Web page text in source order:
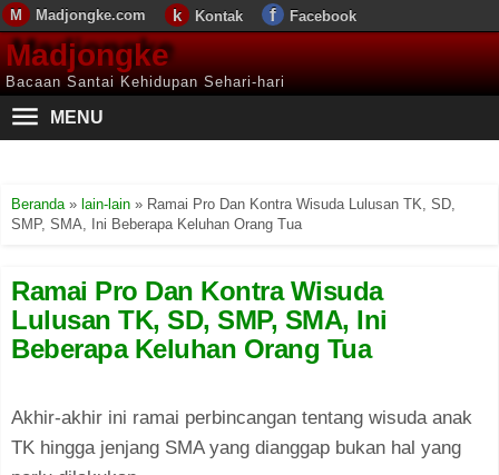
Madjongke.com Kontak Facebook
Madjongke
Bacaan Santai Kehidupan Sehari-hari
MENU
Beranda» lain-lain » Ramai Pro Dan Kontra Wisuda Lulusan TK, SD,
SMP, SMA, Ini Beberapa Keluhan Orang Tua
Ramai Pro Dan Kontra Wisuda
Lulusan TK, SD, SMP, SMA, Ini
Beberapa Keluhan Orang Tua
Akhir-akhir ini ramai perbincangan tentang wisuda anak
TK hingga jenjang SMA yang dianggap bukan hal yang